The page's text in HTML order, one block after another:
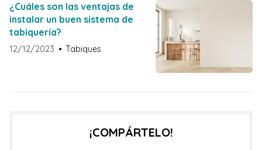
¿Cuáles son las ventajas de
instalar un buen sistema de
tabiquería?
12/12/2023 Tabiques
¡COMPÁRTELO!